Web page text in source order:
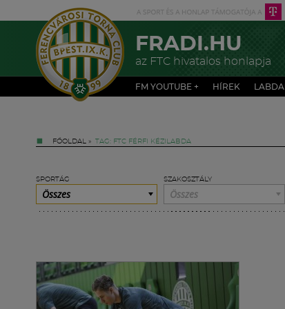
FRADI.HU
az FTC hivatalos honlapja
FM YOUTUBE + HÍREK
FŐOLDAL » TAG: FTC FÉRFI KÉZILABDA
SPORTÁG
Összes
SZAKOSZTÁLY
Összes